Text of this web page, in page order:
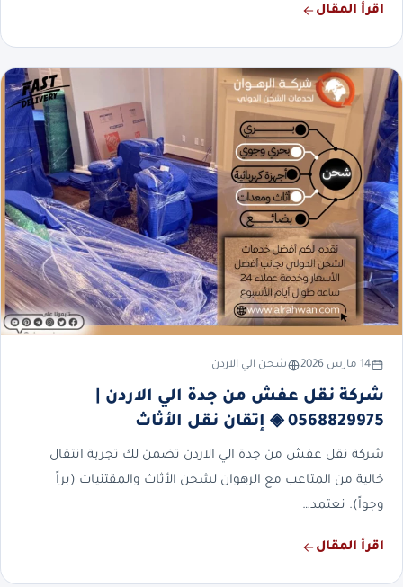
اقرأ المقال
14 مارس 2026 شحن الي الاردن
شركة نقل عفش من جدة الي الاردن |
0568829975 ◈ إتقان نقل الأثاث
شركة نقل عفش من جدة الي الاردن تضمن لك تجربة انتقال
خالية من المتاعب مع الرهوان لشحن الأثاث والمقتنيات (براً
وجواً). نعتمد…
اقرأ المقال